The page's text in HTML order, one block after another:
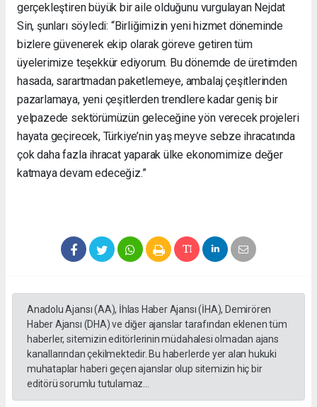
gerçekleştiren büyük bir aile olduğunu vurgulayan Nejdat
Sin, şunları söyledi: “Birliğimizin yeni hizmet döneminde
bizlere güvenerek ekip olarak göreve getiren tüm
üyelerimize teşekkür ediyorum. Bu dönemde de üretimden
hasada, sarartmadan paketlemeye, ambalaj çeşitlerinden
pazarlamaya, yeni çeşitlerden trendlere kadar geniş bir
yelpazede sektörümüzün geleceğine yön verecek projeleri
hayata geçirecek, Türkiye’nin yaş meyve sebze ihracatında
çok daha fazla ihracat yaparak ülke ekonomimize değer
katmaya devam edeceğiz.”
Anadolu Ajansı (AA), İhlas Haber Ajansı (İHA), Demirören
Haber Ajansı (DHA) ve diğer ajanslar tarafından eklenen tüm
haberler, sitemizin editörlerinin müdahalesi olmadan ajans
kanallarından çekilmektedir. Bu haberlerde yer alan hukuki
muhataplar haberi geçen ajanslar olup sitemizin hiç bir
editörü sorumlu tutulamaz...